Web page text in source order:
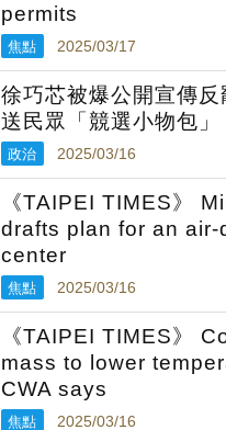
permits
焦點 2025/03/17
徐巧芯被爆公開宣傳反
送民眾「競選小物包」
政治 2025/03/16
《TAIPEI TIMES》
drafts plan for an air-
center
焦點 2025/03/16
《TAIPEI TIMES》
mass to lower
CWA says
焦點 2025/03/16